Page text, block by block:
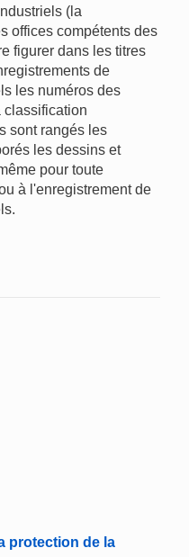
(la
offices compétents des
figurer dans les titres
de
les numéros des
classification
sont rangés les
les dessins et
pour toute
à l'enregistrement de
protection de la